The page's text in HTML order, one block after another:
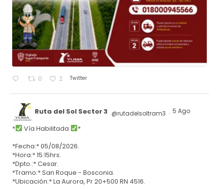
0 2 Twitter
Ruta del Sol Sector 3 @rutadelsoltram3 · 5 Ago
* Vía Habilitada
*
*Fecha:* 05/08/2026.
*Hora:* 15:15hrs.
*Dpto.:* Cesar.
*Tramo:* San Roque - Bosconia.
*Ubicación:* La Aurora, Pr 20+500 RN 4516.